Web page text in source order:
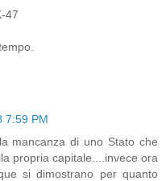
47
7:59 PM
mancanza di uno Stato che
propria capitale....invece ora
si dimostrano per quanto